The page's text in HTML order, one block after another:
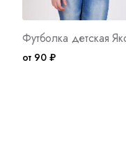
от 90 ₽